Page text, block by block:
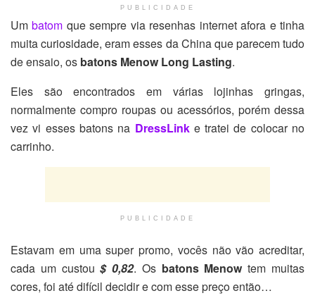
PUBLICIDADE
Umbatom que sempre via resenhas internet afora e tinha
muita curiosidade, eram esses da China que parecem tudo
de ensaio, os batons Menow Long Lasting.
Eles são encontrados em várias lojinhas gringas,
normalmente compro roupas ou acessórios, porém dessa
vez vi esses batons na DressLinke tratei de colocar no
carrinho.
PUBLICIDADE
Estavam em uma super promo, vocês não vão acreditar,
cada um custou$ 0,82. Os batons Menow tem muitas
cores, foi até difícil decidir e com esse preço então…